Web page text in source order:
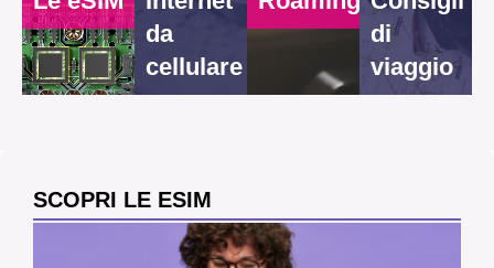
SCOPRI LE ESIM
da
cellulare
di
viaggio